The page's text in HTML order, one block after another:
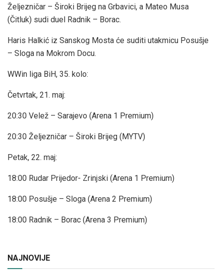
Željezničar – Široki Brijeg na Grbavici, a Mateo Musa
(Čitluk) sudi duel Radnik – Borac.
Haris Halkić iz Sanskog Mosta će suditi utakmicu Posušje
– Sloga na Mokrom Docu.
WWin liga BiH, 35. kolo:
Četvrtak, 21. maj:
20:30 Velež – Sarajevo (Arena 1 Premium)
20:30 Željezničar – Široki Brijeg (MYTV)
Petak, 22. maj:
18:00 Rudar Prijedor- Zrinjski (Arena 1 Premium)
18:00 Posušje – Sloga (Arena 2 Premium)
18:00 Radnik – Borac (Arena 3 Premium)
NAJNOVIJE